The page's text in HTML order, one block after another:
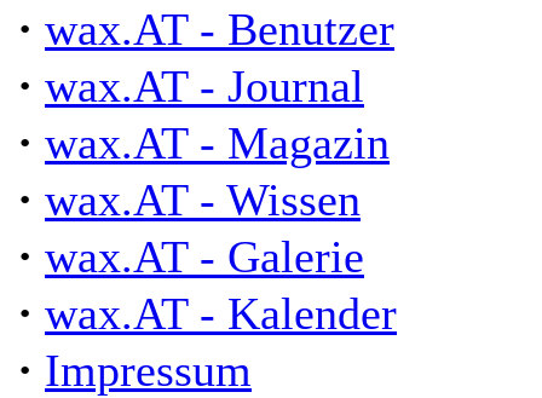
· wax.AT - Benutzer
· wax.AT - Journal
· wax.AT - Magazin
· wax.AT - Wissen
· wax.AT - Galerie
· wax.AT - Kalender
· Impressum